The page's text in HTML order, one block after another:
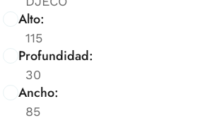
Alto:
115
Profundidad:
30
Ancho:
85